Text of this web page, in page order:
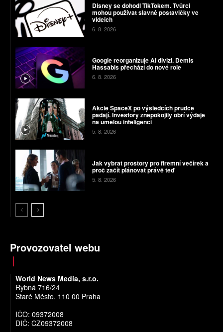
Disney se dohodl TikTokem. Tvůrci
mohou používat slavné postavičky ve
videích
6. 8. 2026
Google reorganizuje AI divizi. Demis
Hassabis přechází do nové role
6. 8. 2026
Akcie SpaceX po výsledcích prudce
padají. Investory znepokojily obří výdaje
na umělou inteligenci
5. 8. 2026
Jak vybrat prostory pro firemní večírek a
proč začít plánovat právě teď
5. 8. 2026
Provozovatel webu
World News Media, s.r.o.
Rybná 716/24
Staré Město, 110 00 Praha
IČO: 09372008
DIČ: CZ09372008